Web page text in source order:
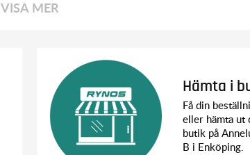
VISA MER
Hämta i
Få din
eller hämta ut
butik på
B i Enköping.